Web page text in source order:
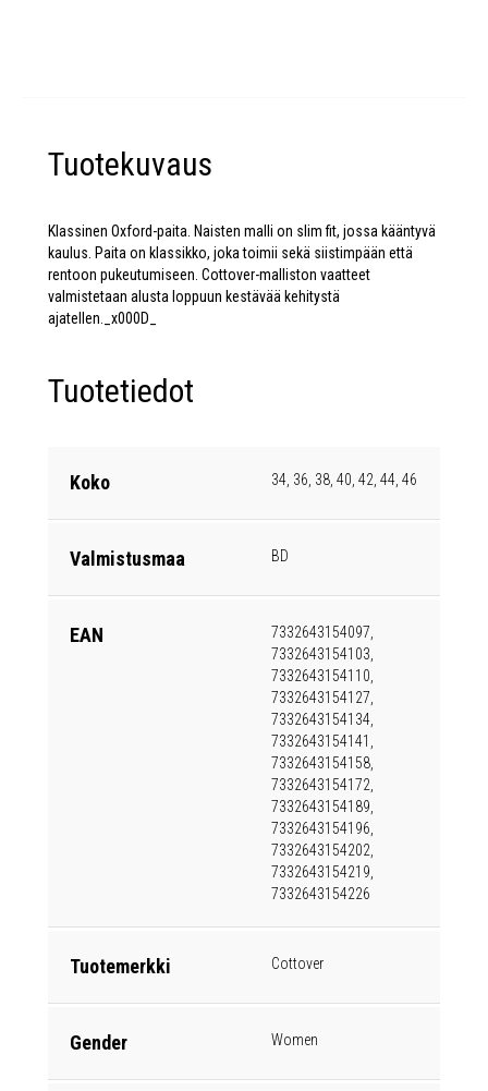
Tuotekuvaus
Klassinen Oxford-paita. Naisten malli on slim fit, jossa kääntyvä
kaulus. Paita on klassikko, joka toimii sekä siistimpään että
rentoon pukeutumiseen. Cottover-malliston vaatteet
valmistetaan alusta loppuun kestävää kehitystä
ajatellen._x000D_
Tuotetiedot
Koko 34, 36, 38, 40, 42, 44, 46
Valmistusmaa BD
EAN
7332643154097,
7332643154103,
7332643154110,
7332643154127,
7332643154134,
7332643154141,
7332643154158,
7332643154172,
7332643154189,
7332643154196,
7332643154202,
7332643154219,
7332643154226
Tuotemerkki Cottover
Gender Women